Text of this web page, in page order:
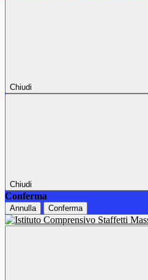
Chiudi
Chiudi
Conferma
Annulla Conferma